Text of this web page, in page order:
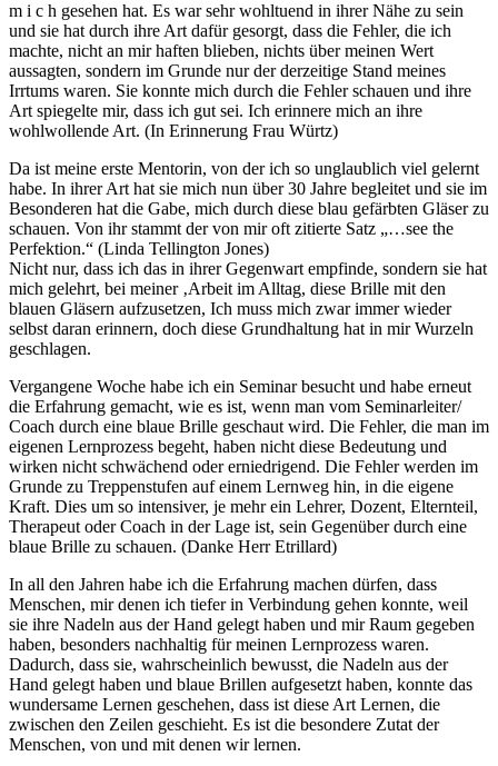
m i c h gesehen hat. Es war sehr wohltuend in ihrer Nähe zu sein
und sie hat durch ihre Art dafür gesorgt, dass die Fehler, die ich
machte, nicht an mir haften blieben, nichts über meinen Wert
aussagten, sondern im Grunde nur der derzeitige Stand meines
Irrtums waren. Sie konnte mich durch die Fehler schauen und ihre
Art spiegelte mir, dass ich gut sei. Ich erinnere mich an ihre
wohlwollende Art. (In Erinnerung Frau Würtz)
Da ist meine erste Mentorin, von der ich so unglaublich viel gelernt
habe. In ihrer Art hat sie mich nun über 30 Jahre begleitet und sie im
Besonderen hat die Gabe, mich durch diese blau gefärbten Gläser zu
schauen. Von ihr stammt der von mir oft zitierte Satz „…see the
Perfektion.“ (Linda Tellington Jones)
Nicht nur, dass ich das in ihrer Gegenwart empfinde, sondern sie hat
mich gelehrt, bei meiner ‚Arbeit im Alltag, diese Brille mit den
blauen Gläsern aufzusetzen, Ich muss mich zwar immer wieder
selbst daran erinnern, doch diese Grundhaltung hat in mir Wurzeln
geschlagen.
Vergangene Woche habe ich ein Seminar besucht und habe erneut
die Erfahrung gemacht, wie es ist, wenn man vom Seminarleiter/
Coach durch eine blaue Brille geschaut wird. Die Fehler, die man im
eigenen Lernprozess begeht, haben nicht diese Bedeutung und
wirken nicht schwächend oder erniedrigend. Die Fehler werden im
Grunde zu Treppenstufen auf einem Lernweg hin, in die eigene
Kraft. Dies um so intensiver, je mehr ein Lehrer, Dozent, Elternteil,
Therapeut oder Coach in der Lage ist, sein Gegenüber durch eine
blaue Brille zu schauen. (Danke Herr Etrillard)
In all den Jahren habe ich die Erfahrung machen dürfen, dass
Menschen, mir denen ich tiefer in Verbindung gehen konnte, weil
sie ihre Nadeln aus der Hand gelegt haben und mir Raum gegeben
haben, besonders nachhaltig für meinen Lernprozess waren.
Dadurch, dass sie, wahrscheinlich bewusst, die Nadeln aus der
Hand gelegt haben und blaue Brillen aufgesetzt haben, konnte das
wundersame Lernen geschehen, dass ist diese Art Lernen, die
zwischen den Zeilen geschieht. Es ist die besondere Zutat der
Menschen, von und mit denen wir lernen.